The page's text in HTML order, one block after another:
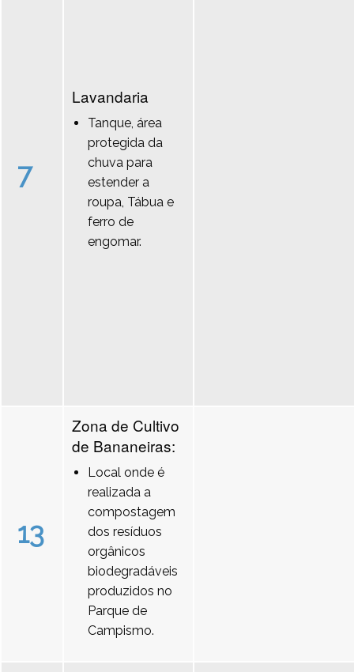
7
Lavandaria
Tanque, área
protegida da
chuva para
estender a
roupa, Tábua e
ferro de
engomar.
13
Zona de Cultivo
de Bananeiras:
Local onde é
realizada a
compostagem
dos resíduos
orgânicos
biodegradáveis
produzidos no
Parque de
Campismo.